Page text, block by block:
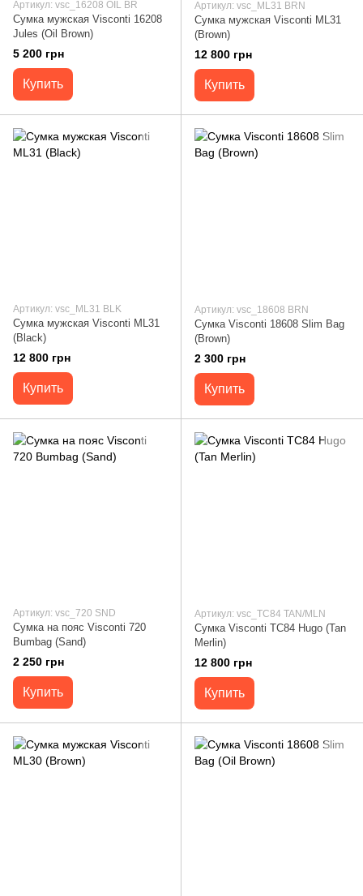
Артикул: vsc_16208 OIL BR
Сумка мужская Visconti 16208
Jules (Oil Brown)
5 200 грн
Купить
Артикул: vsc_ML31 BRN
Сумка мужская Visconti ML31
(Brown)
12 800 грн
Купить
Артикул: vsc_ML31 BLK
Сумка мужская Visconti ML31
(Black)
12 800 грн
Купить
Артикул: vsc_18608 BRN
Сумка Visconti 18608 Slim Bag
(Brown)
2 300 грн
Купить
Артикул: vsc_720 SND
Сумка на пояс Visconti 720
Bumbag (Sand)
2 250 грн
Купить
Артикул: vsc_TC84 TAN/MLN
Сумка Visconti TC84 Hugo (Tan
Merlin)
12 800 грн
Купить